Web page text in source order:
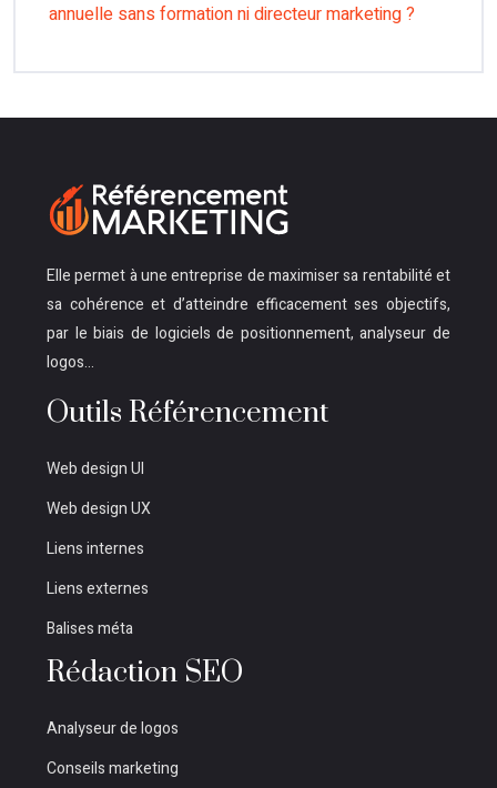
annuelle sans formation ni directeur marketing ?
Elle permet à une entreprise de maximiser sa rentabilité et
sa cohérence et d’atteindre efficacement ses objectifs,
par le biais de logiciels de positionnement, analyseur de
logos…
Outils Référencement
Web design UI
Web design UX
Liens internes
Liens externes
Balises méta
Rédaction SEO
Analyseur de logos
Conseils marketing